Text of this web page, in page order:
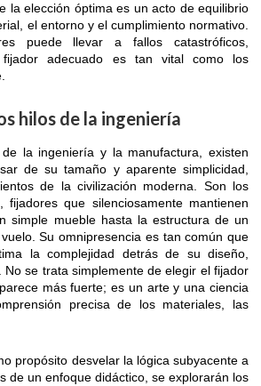
la elección óptima es un acto de equilibrio
el entorno y el cumplimiento normativo.
puede llevar a fallos catastróficos,
adecuado es tan vital como los
hilos de la ingeniería
la ingeniería y la manufactura, existen
de su tamaño y aparente simplicidad,
de la civilización moderna. Son los
que silenciosamente mantienen
simple mueble hasta la estructura de un
Su omnipresencia es tan común que
la complejidad detrás de su diseño,
No se trata simplemente de elegir el fijador
más fuerte; es un arte y una ciencia
precisa de los materiales, las
propósito desvelar la lógica subyacente a
de un enfoque didáctico, se explorarán los